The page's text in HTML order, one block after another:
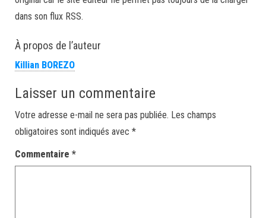
dans son flux RSS.
À propos de l’auteur
Killian BOREZO
Laisser un commentaire
Votre adresse e-mail ne sera pas publiée. Les champs
obligatoires sont indiqués avec *
Commentaire *